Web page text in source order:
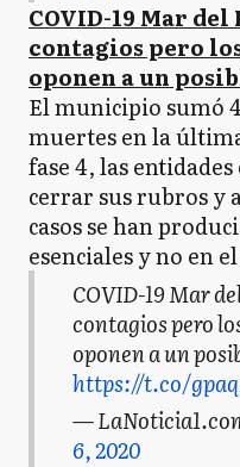
COVID-19 Mar
contagios pero
oponen a un
El municipio sumó
muertes en la
fase 4, las
cerrar sus rubros y
casos se han
esenciales y no en
COVID-19 Mar
contagios pero
oponen a un
https://t.co/
—
6, 2020